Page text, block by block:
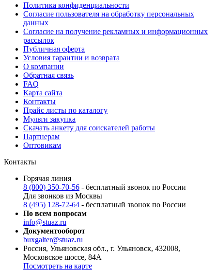
Политика конфиденциальности
Согласие пользователя на обработку персональных
данных
Согласие на получение рекламных и информационных
рассылок
Публичная оферта
Условия гарантии и возврата
О компании
Обратная связь
FAQ
Карта сайта
Контакты
Прайс листы по каталогу
Мульти закупка
Скачать анкету для соискателей работы
Партнерам
Оптовикам
Контакты
Горячая линия
8 (800) 350-70-56 - бесплатный звонок по России
Для звонков из Москвы
8 (495) 128-72-64 - бесплатный звонок по России
По всем вопросам
info@stuaz.ru
Документооборот
buxgalter@stuaz.ru
Россия, Ульяновская обл., г. Ульяновск, 432008,
Московское шоссе, 84А
Посмотреть на карте